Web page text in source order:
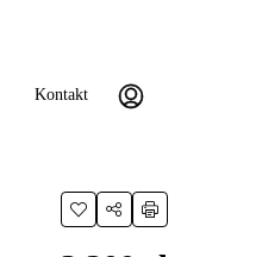
Kontakt